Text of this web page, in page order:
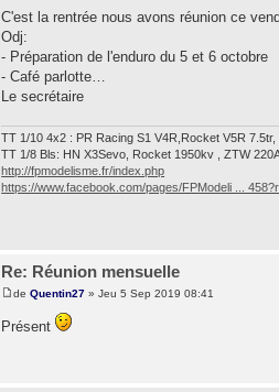
C'est la rentrée nous avons réunion ce
Odj:
- Préparation de l'enduro du 5 et 6 octobre
- Café parlotte…
Le secrétaire
TT 1/10 4x2 : PR Racing S1 V4R,Rocket V5R 7.5tr,
TT 1/8 Bls: HN X3Sevo, Rocket 1950kv , ZTW
http://fpmodelisme.fr/index.php
https://www.facebook.com/pages/FPModeli ...
Re: Réunion mensuelle
deQuentin27 » Jeu 5 Sep 2019 08:41
Présent